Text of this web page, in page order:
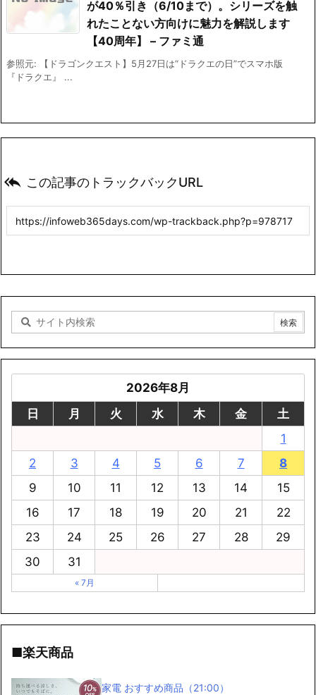
が40％引き（6/10まで）。シリーズを触
れたことない方向けに魅力を解説します
【40周年】 – ファミ通
参照元: 【ドラゴンクエスト】5月27日は“ドラクエの日”でスマホ版
『ドラクエ』 ...
 この記事のトラックバックURL
2026年8月
日
月 火 水 木 金
土
1
2
3 4 5 6 7
8
9
10 11 12 13 14
15
16
17 18 19 20 21
22
23
24 25 26 27 28
29
30
31
« 7月
■楽天商品
家電 おすすめ商品（21:00）